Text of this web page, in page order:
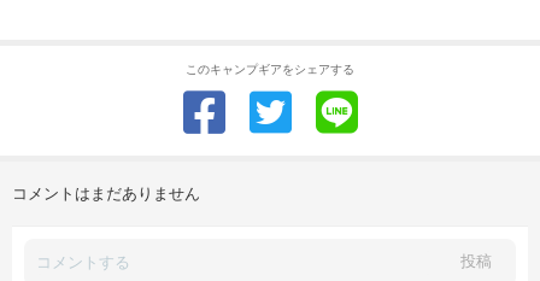
このキャンプギアをシェアする
コメントはまだありません
投稿